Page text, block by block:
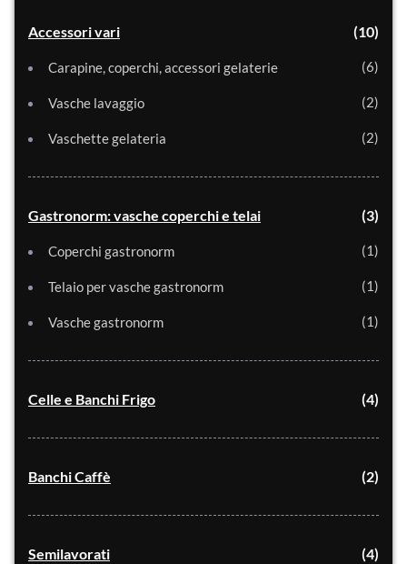
Accessori vari 10
Carapine, coperchi, accessori gelaterie 6
Vasche lavaggio 2
Vaschette gelateria 2
Gastronorm: vasche coperchi e telai 3
Coperchi gastronorm 1
Telaio per vasche gastronorm 1
Vasche gastronorm 1
Celle e Banchi Frigo 4
Banchi Caffè 2
Semilavorati 4